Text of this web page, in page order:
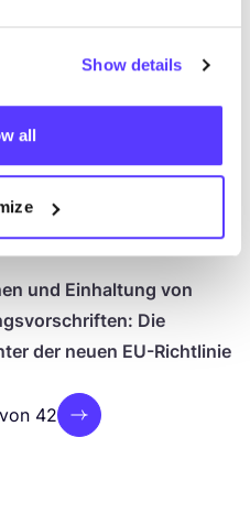
Show details
all
neu den­ken: die Aus­
Was­te Direc­ti­ve
und Ein­hal­tung von
Die
der neu­en EU-Richtlinie
von 42
ui.next